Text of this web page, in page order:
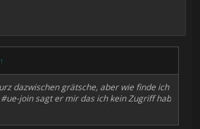
↑
dazwischen grätsche, aber wie finde ich
join sagt er mir das ich kein Zugriff hab